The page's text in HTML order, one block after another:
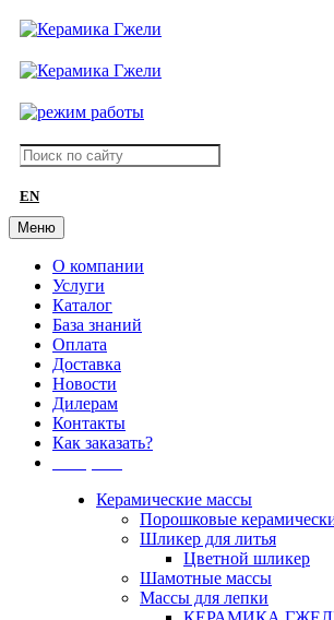
EN
Меню
О компании
Услуги
Каталог
База знаний
Оплата
Доставка
Новости
Дилерам
Контакты
Как заказать?
Керамические массы
Порошковые
Шликер для литья
Цветной шликер
Шамотные массы
Массы для лепки